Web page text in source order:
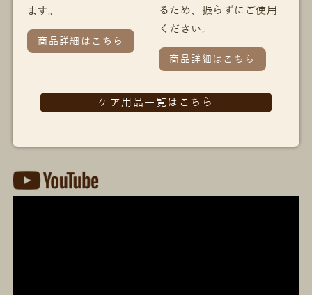
ます。
商品詳細はこちら
るため、振らずにご使用
ください。
商品詳細はこちら
ケア用品一覧はこちら